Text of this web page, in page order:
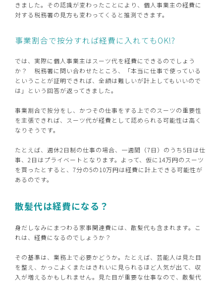
きました。その認識が変わったことにより、個人事業主の経費に
対する税務署の見方も変わってくると推測できます。
事業割合で按分すれば経費に入れてもOK!?
では、実際に個人事業主はスーツ代を経費にできるのでしょう
か？ 税務署に問い合わせたところ、「本当に仕事で使っている
ということが証明できれば、全額は難しいが計上してもいいので
は」という回答が返ってきました。
事業割合で按分をし、かつその仕事をする上でのスーツの重要性
を主張できれば、スーツ代が経費として認められる可能性は高く
なりそうです。
たとえば、週休2日制の仕事の場合、一週間（7日）のうち5日は仕
事、2日はプライベートとなります。よって、仮に14万円のスーツ
を買ったとすると、7分の5の10万円は経費に計上できる可能性が
あるのです。
散髪代は経費になる？
身だしなみにまつわる家事関連費には、散髪代も含まれます。こ
れは、経費になるのでしょうか？
その基準は、業務上で必要かどうか。たとえば、芸能人は見た目
を整え、かっこよくまたはきれいに見られるほど人気が出て、収
入が増えるかもしれません。見た目が重要な仕事なので、散髪代